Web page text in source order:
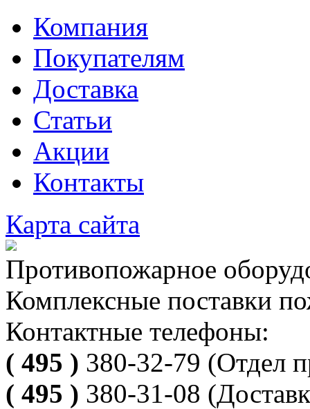
Компания
Покупателям
Доставка
Статьи
Акции
Контакты
Карта сайта
Противопожарное
Комплексные поставки
Контактные телефоны:
( 495 ) 380-32-79 (Отдел
( 495 ) 380-31-08